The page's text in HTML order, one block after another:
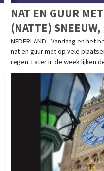
NAT EN GUUR
(NATTE) SNEEUW,
DEZE WEEK
NEDERLAND - Vandaag en het
nat en guur met op vele
regen. Later in de week lijken